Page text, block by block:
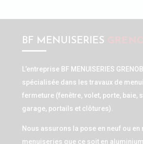
BF MENUISERIES
L’entreprise BF MENUISERIES
spécialisée dans les travaux de
fermeture (fenêtre, volet, porte, baie,
garage, portails et clôtures).
Nous assurons la pose en neuf ou en
menuiseries que ce soit en